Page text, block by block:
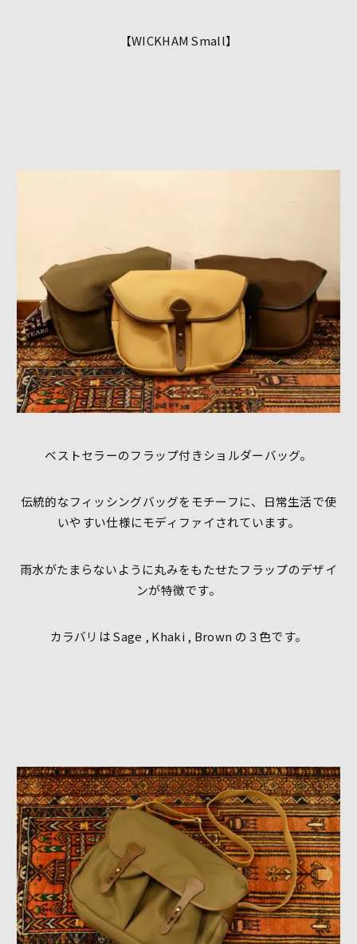
【WICKHAM Small】
ベストセラーのフラップ付きショルダーバッグ。
伝統的なフィッシングバッグをモチーフに、日常生活で使
いやすい仕様にモディファイされています。
雨水がたまらないように丸みをもたせたフラップのデザイ
ンが特徴です。
カラバリは Sage , Khaki , Brown の３色です。